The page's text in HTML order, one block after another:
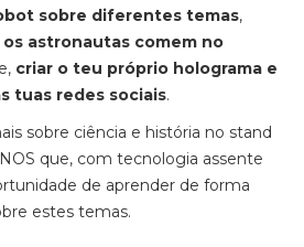
sobre diferentes temas,
astronautas comem no
criar o teu próprio holograma e
tuas redes sociais.
sobre ciência e história no stand
que, com tecnologia assente
de aprender de forma
estes temas.